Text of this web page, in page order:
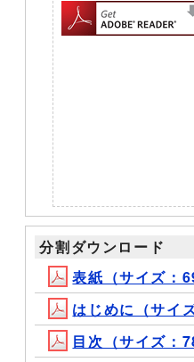
分割ダウンロード
表紙（サイズ：
はじめに（サイ
目次（サイズ：